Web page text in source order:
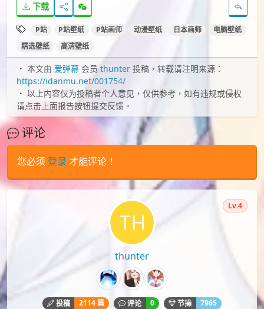
下载
P站 P站壁纸 P站画师 动漫壁纸 日本画师
电脑壁纸
精选壁纸
高清壁纸
本文由 爱弹幕 会员 thunter 投稿，转载请注明来源：
https://idanmu.net/001754/
以上内容仅为投稿者个人意见，仅供参考，如有违规或侵权
请点击上面报告按钮提交反馈。
评论
您必须登录 才能评论！
thunter
Lv.4
投稿 2114 篇 评论 0 节操 7965